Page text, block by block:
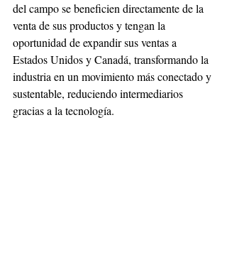
del campo se beneficien directamente de la
venta de sus productos y tengan la
oportunidad de expandir sus ventas a
Estados Unidos y Canadá, transformando la
industria en un movimiento más conectado y
sustentable, reduciendo intermediarios
gracias a la tecnología.